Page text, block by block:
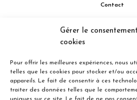
Gérer le
cookies
Pour offrir les meilleures expériences, nous
telles que les cookies pour stocker et/ou
appareils. Le fait de consentir à ces
traiter des données telles que le
Contact
514
Concorde Est, Laval, Québec